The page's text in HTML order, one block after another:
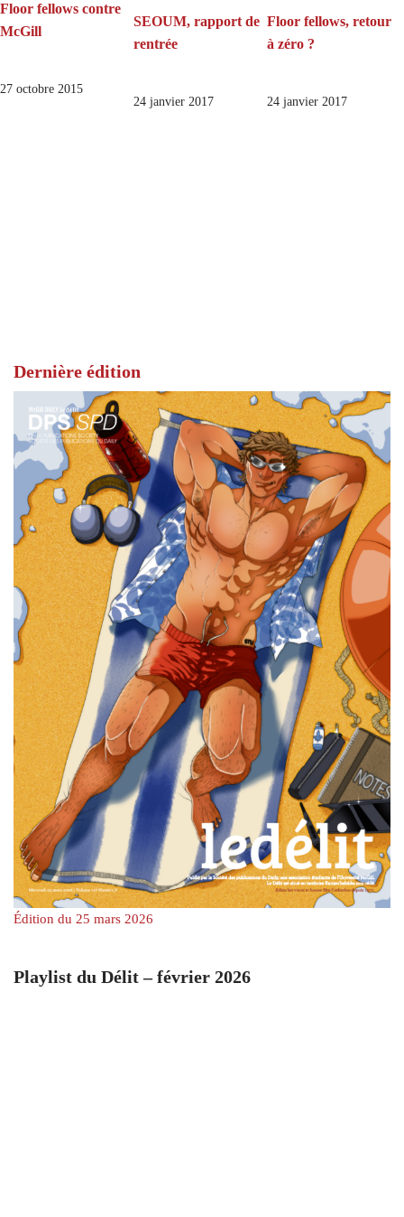
Floor fellows contre
McGill
27 octobre 2015
SEOUM, rapport de
rentrée
24 janvier 2017
Floor fellows, retour
à zéro ?
24 janvier 2017
Dernière édition
Édition du 25 mars 2026
Playlist du Délit – février 2026